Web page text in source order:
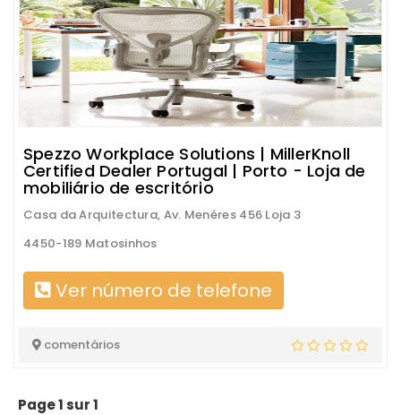
Spezzo Workplace Solutions | MillerKnoll
Certified Dealer Portugal | Porto - Loja de
mobiliário de escritório
Casa da Arquitectura, Av. Menéres 456 Loja 3
4450-189 Matosinhos
Ver número de telefone
comentários
Page 1 sur 1